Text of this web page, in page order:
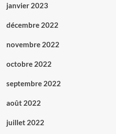
janvier 2023
décembre 2022
novembre 2022
octobre 2022
septembre 2022
août 2022
juillet 2022